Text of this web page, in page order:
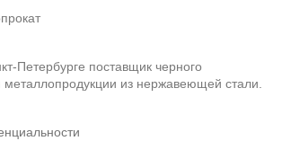
Петербурге поставщик черного
металлопродукции из нержавеющей стали.